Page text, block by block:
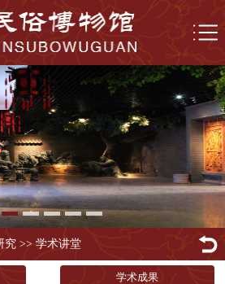
究>> 学术讲堂
学术成果